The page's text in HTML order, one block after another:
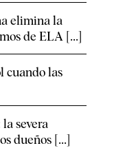
elimina la
de ELA [...]
cuando las
severa
dueños [...]